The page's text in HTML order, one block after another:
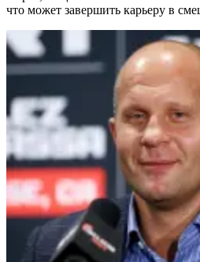
что может завершить карьеру в